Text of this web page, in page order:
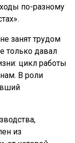
по-разному
занят трудом
только давал
цикл работы
В роли
из